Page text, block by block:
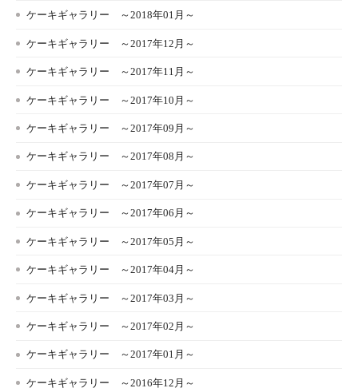
ケーキギャラリー ～2018年01月～
ケーキギャラリー ～2017年12月～
ケーキギャラリー ～2017年11月～
ケーキギャラリー ～2017年10月～
ケーキギャラリー ～2017年09月～
ケーキギャラリー ～2017年08月～
ケーキギャラリー ～2017年07月～
ケーキギャラリー ～2017年06月～
ケーキギャラリー ～2017年05月～
ケーキギャラリー ～2017年04月～
ケーキギャラリー ～2017年03月～
ケーキギャラリー ～2017年02月～
ケーキギャラリー ～2017年01月～
ケーキギャラリー ～2016年12月～